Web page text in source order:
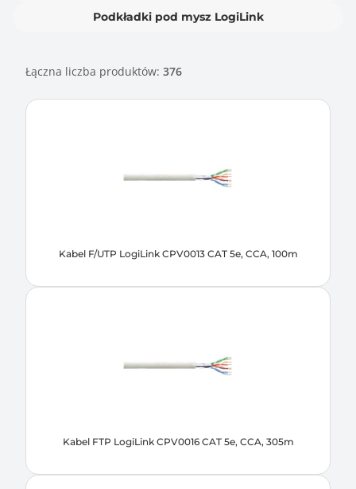
Podkładki pod mysz LogiLink
Łączna liczba produktów: 376
Kabel F/UTP LogiLink CPV0013 CAT 5e, CCA, 100m
Kabel FTP LogiLink CPV0016 CAT 5e, CCA, 305m